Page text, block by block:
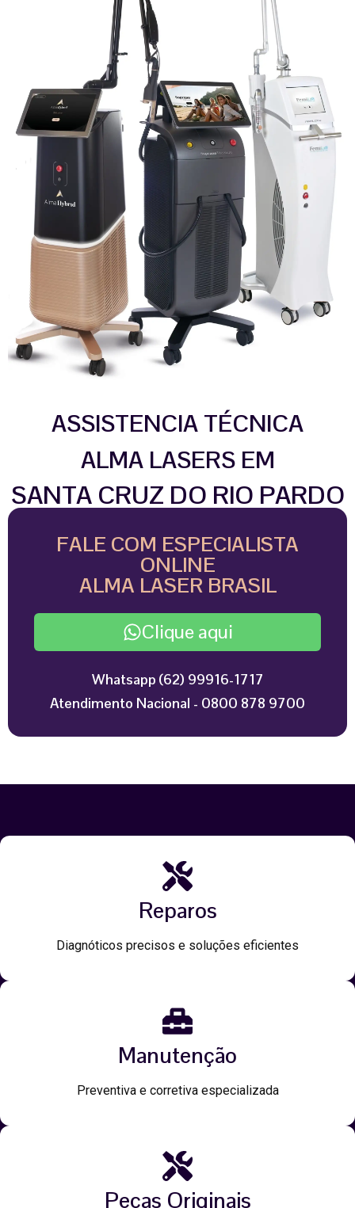
ASSISTENCIA TÉCNICA
ALMA LASERS EM
SANTA CRUZ DO RIO PARDO
FALE COM ESPECIALISTA
ONLINE
ALMA LASER BRASIL
Clique aqui
Whatsapp (62) 99916-1717
Atendimento Nacional - 0800 878 9700
Reparos
Diagnóticos precisos e soluções eficientes
Manutenção
Preventiva e corretiva especializada
Peças Originais